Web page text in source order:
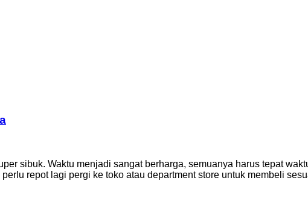
sibuk. Waktu menjadi sangat berharga, semuanya harus tepat
repot lagi pergi ke toko atau department store untuk membeli